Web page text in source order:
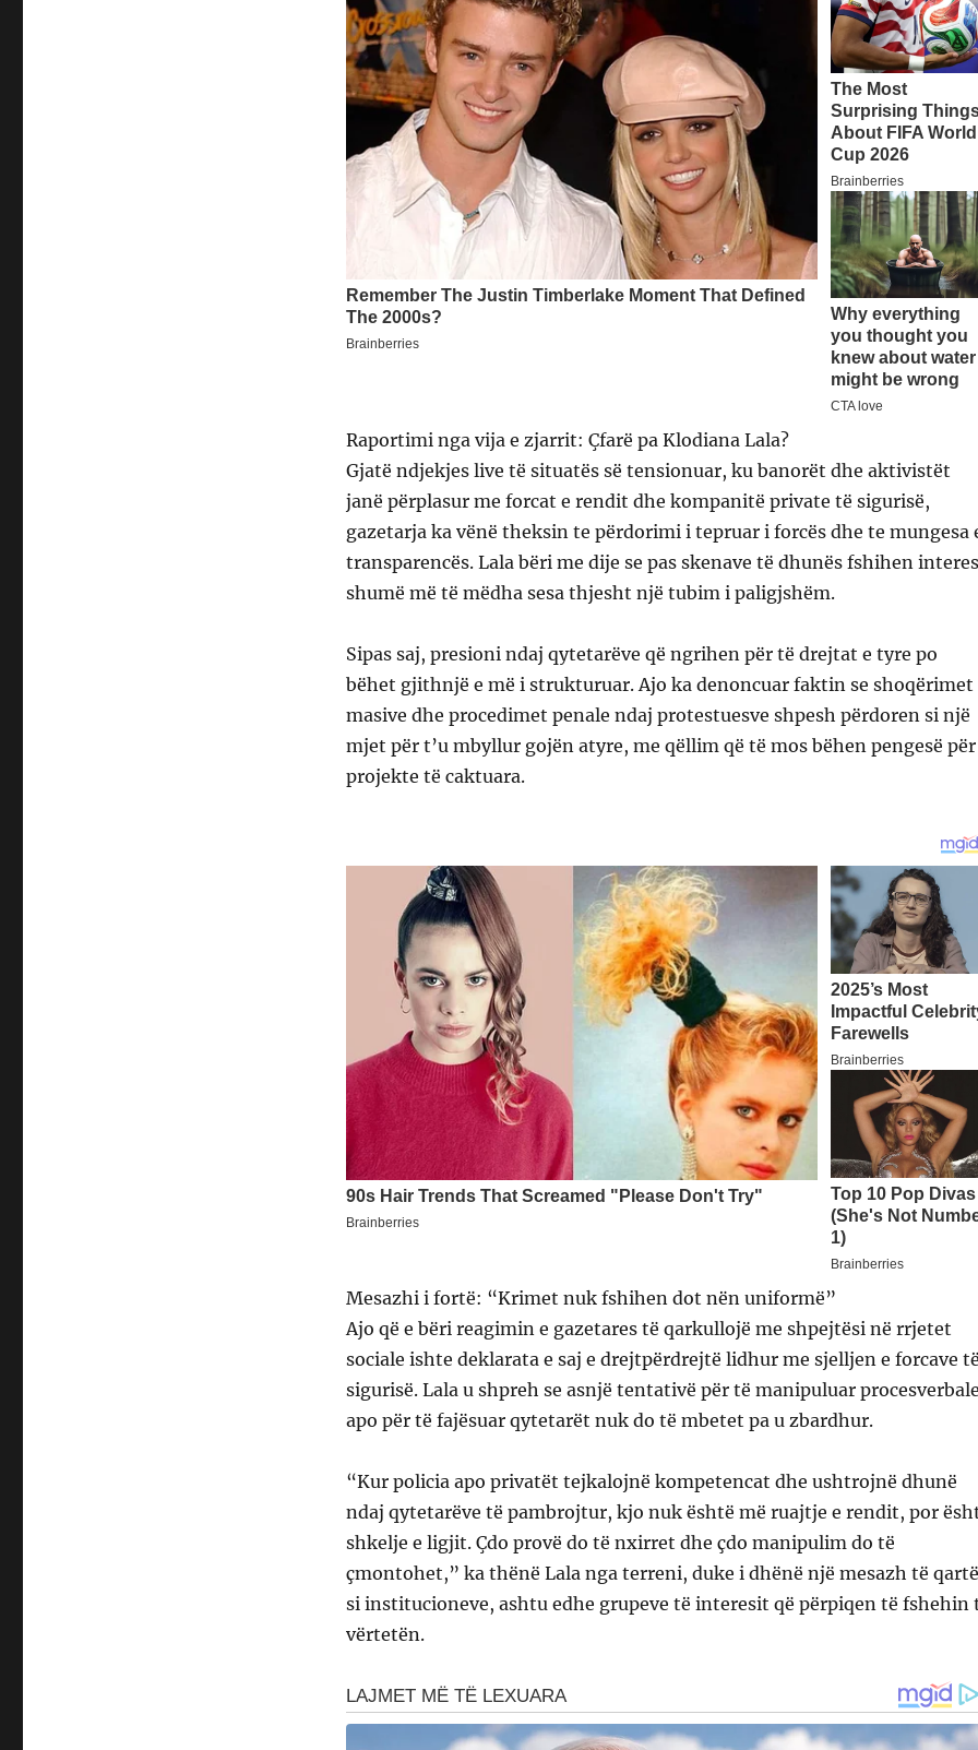
Raportimi nga vija e zjarrit: Çfarë pa Klodiana Lala?
Gjatë ndjekjes live të situatës së tensionuar, ku banorët dhe aktivistët
janë përplasur me forcat e rendit dhe kompanitë private të sigurisë,
gazetarja ka vënë theksin te përdorimi i tepruar i forcës dhe te mungesa
transparencës. Lala bëri me dije se pas skenave të dhunës fshihen
shumë më të mëdha sesa thjesht një tubim i paligjshëm.
Sipas saj, presioni ndaj qytetarëve që ngrihen për të drejtat e tyre po
bëhet gjithnjë e më i strukturuar. Ajo ka denoncuar faktin se shoqërimet
masive dhe procedimet penale ndaj protestuesve shpesh përdoren si një
mjet për t’u mbyllur gojën atyre, me qëllim që të mos bëhen pengesë për
projekte të caktuara.
Mesazhi i fortë: “Krimet nuk fshihen dot nën uniformë”
Ajo që e bëri reagimin e gazetares të qarkullojë me shpejtësi në rrjetet
sociale ishte deklarata e saj e drejtpërdrejtë lidhur me sjelljen e forcave
sigurisë. Lala u shpreh se asnjë tentativë për të manipuluar
apo për të fajësuar qytetarët nuk do të mbetet pa u zbardhur.
“Kur policia apo privatët tejkalojnë kompetencat dhe ushtrojnë dhunë
ndaj qytetarëve të pambrojtur, kjo nuk është më ruajtje e rendit, por
shkelje e ligjit. Çdo provë do të nxirret dhe çdo manipulim do të
çmontohet,” ka thënë Lala nga terreni, duke i dhënë një mesazh të qartë
si institucioneve, ashtu edhe grupeve të interesit që përpiqen të fshehin
vërtetën.